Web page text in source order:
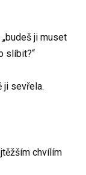
ji muset
slíbit?“
ji sevřela.
chvílím